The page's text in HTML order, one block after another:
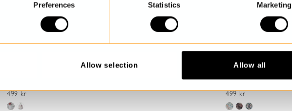
Preferences Statistics Marketing
Allow selection Allow all
499 kr
499 kr